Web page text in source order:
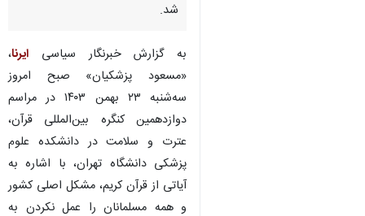
شد.
به گزارش خبرنگار سیاسی ایرنا،
«مسعود پزشکیان» صبح امروز
سه‌شنبه ۲۳ بهمن ۱۴۰۳ در مراسم
دوازدهمین کنگره بین‌المللی قرآن،
عترت و سلامت در دانشکده علوم
پزشکی دانشگاه تهران، با اشاره به
آیاتی از قرآن کریم، مشکل اصلی کشور
و همه مسلمانان را عمل نکردن به